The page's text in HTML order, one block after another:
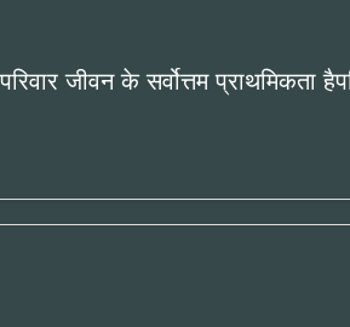
जीवन के सर्वोत्तम प्राथमिकता